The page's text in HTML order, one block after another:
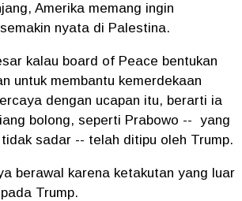
Amerika memang ingin
nyata di Palestina.
kalau board of Peace bentukan
untuk membantu kemerdekaan
dengan ucapan itu, berarti ia
bolong, seperti Prabowo -- yang
sadar -- telah ditipu oleh Trump.
berawal karena ketakutan yang luar
Trump.